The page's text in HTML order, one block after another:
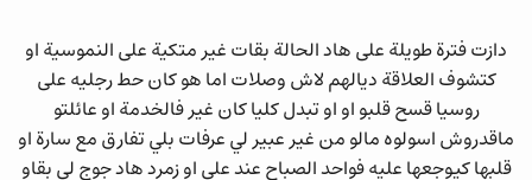
دازت فترة طويلة على هاد الحالة بقات غير متكية على النموسية او
كتشوف العلاقة ديالهم لاش وصلات اما هو كان حط رجليه على
روسيا قسح قلبو او او تبدل كليا كان غير فالخدمة او عائلتو
ماقدروش اسولوه مالو من غير عبير لي عرفات بلي تفارق مع سارة او
قلبها كيوجعها عليه فواحد الصباح عند علي او زمرد هاد جوج لي بقاو